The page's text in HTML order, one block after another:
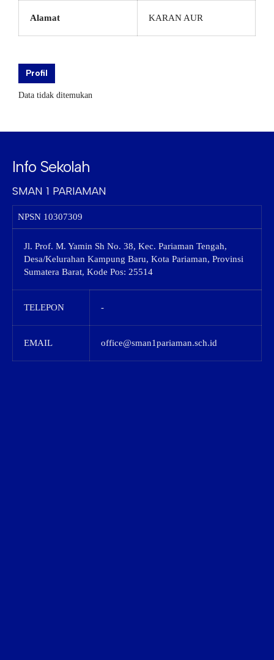
Alamat KARAN AUR
Profil
Data tidak ditemukan
Info Sekolah
SMAN 1 PARIAMAN
NPSN 10307309
Jl. Prof. M. Yamin Sh No. 38, Kec. Pariaman Tengah,
Desa/Kelurahan Kampung Baru, Kota Pariaman, Provinsi
Sumatera Barat, Kode Pos: 25514
TELEPON -
EMAIL office@sman1pariaman.sch.id